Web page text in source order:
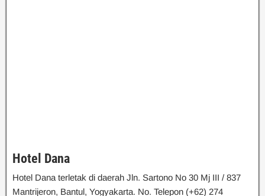
Hotel Dana
Hotel Dana terletak di daerah Jln. Sartono No 30 Mj III / 837
Mantrijeron, Bantul, Yogyakarta. No. Telepon (+62) 274